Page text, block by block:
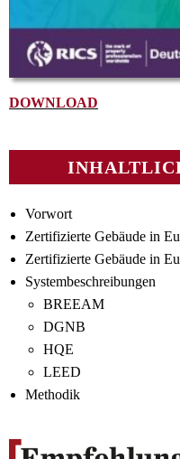
DOWNLOAD
Vorwort
Zertifizierte Gebäude in
Zertifizierte Gebäude in
Systembeschreibungen
BREEAM
DGNB
HQE
LEED
Methodik